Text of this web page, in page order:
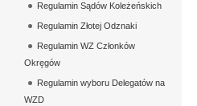
Regulamin Sądów Koleżeńskich
Regulamin Złotej Odznaki
Regulamin WZ Członków
Okręgów
Regulamin wyboru Delegatów na
WZD